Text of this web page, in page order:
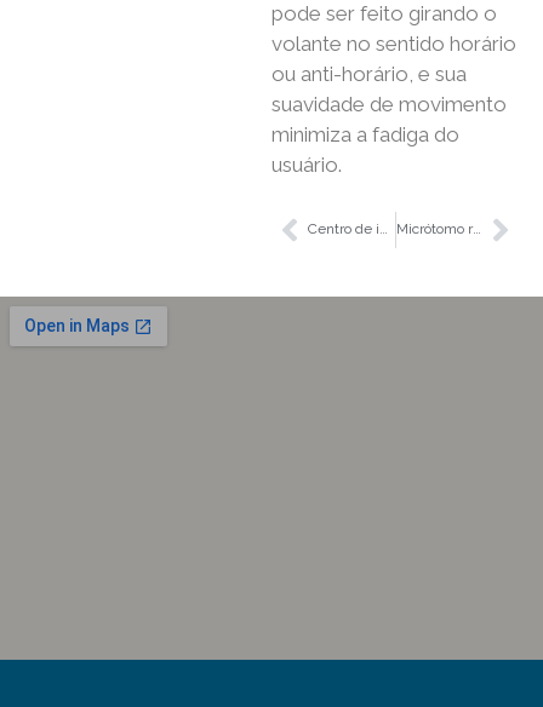
pode ser feito girando o
volante no sentido horário
ou anti-horário, e sua
suavidade de movimento
minimiza a fadiga do
usuário.
Centro de incorporação de tecido modular EC-500 Micrótomo rotativo automatizado M-250